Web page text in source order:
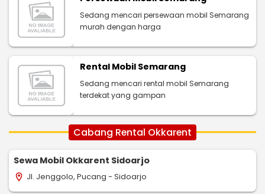
Sedang mencari persewaan mobil Semarang
murah dengan harga
Rental Mobil Semarang
Sedang mencari rental mobil Semarang
terdekat yang gampan
Cabang Rental Okkarent
Sewa Mobil Okkarent Sidoarjo
location_on Jl. Jenggolo, Pucang - Sidoarjo